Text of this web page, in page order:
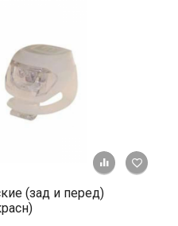
+ К
(зад и перед)